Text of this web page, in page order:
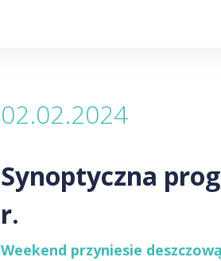
02.02.2024
Synoptyczna
r.
Weekend przyniesie